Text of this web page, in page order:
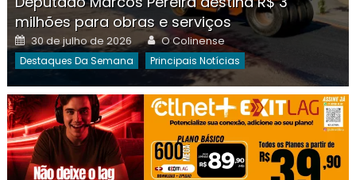
milhões para obras e serviços
Posted
on
30 de julho de 2026 Author
O Colinense
Destaques Da Semana Principais Notícias